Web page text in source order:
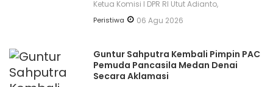
Ketua Komisi I DPR RI Utut Adianto,
Peristiwa 06 Agu 2026
Guntur Sahputra Kembali Pimpin PAC
Pemuda Pancasila Medan Denai
Secara Aklamasi